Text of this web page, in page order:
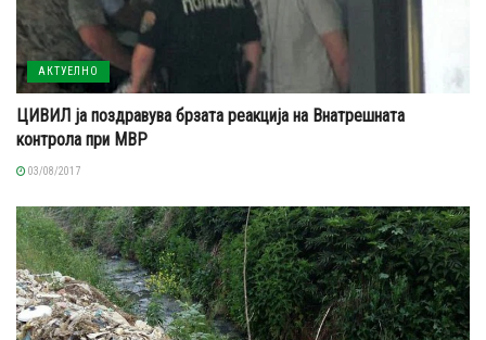
АКТУЕЛНО
ЦИВИЛ ја поздравува брзата реакција на Внатрешната
контрола при МВР
03/08/2017